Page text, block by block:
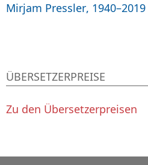
Mirjam Pressler, 1940–2019
ÜBERSETZERPREISE
Zu den Übersetzerpreisen